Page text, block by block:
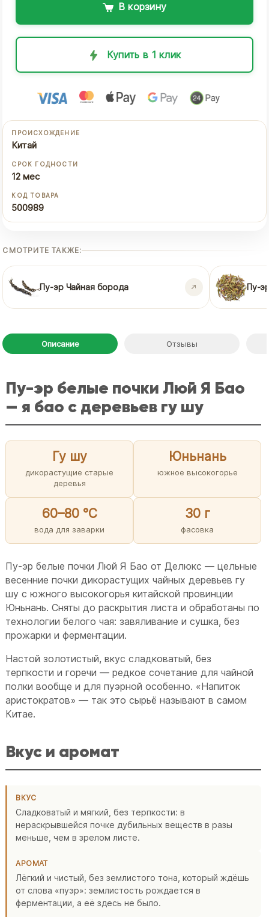
В корзину
Купить в 1 клик
ПРОИСХОЖДЕНИЕ
Китай
СРОК ГОДНОСТИ
12 мес
КОД ТОВАРА
500989
СМОТРИТЕ ТАКЖЕ:
Пу-эр Чайная борода Пу-
Описание Отзывы
Пу-эр белые почки Люй Я Бао
— я бао с деревьев гу шу
Гу шу
дикорастущие старые
деревья
Юньнань
южное высокогорье
60–80 °C
вода для заварки
30 г
фасовка
Пу-эр белые почки Люй Я Бао от Делюкс — цельные
весенние почки дикорастущих чайных деревьев гу
шу с южного высокогорья китайской провинции
Юньнань. Сняты до раскрытия листа и обработаны по
технологии белого чая: завяливание и сушка, без
прожарки и ферментации.
Настой золотистый, вкус сладковатый, без
терпкости и горечи — редкое сочетание для чайной
полки вообще и для пуэрной особенно. «Напиток
аристократов» — так это сырьё называют в самом
Китае.
Вкус и аромат
ВКУС
Сладковатый и мягкий, без терпкости: в
нераскрывшейся почке дубильных веществ в разы
меньше, чем в зрелом листе.
АРОМАТ
Лёгкий и чистый, без землистого тона, который ждёшь
от слова «пуэр»: землистость рождается в
ферментации, а её здесь не было.